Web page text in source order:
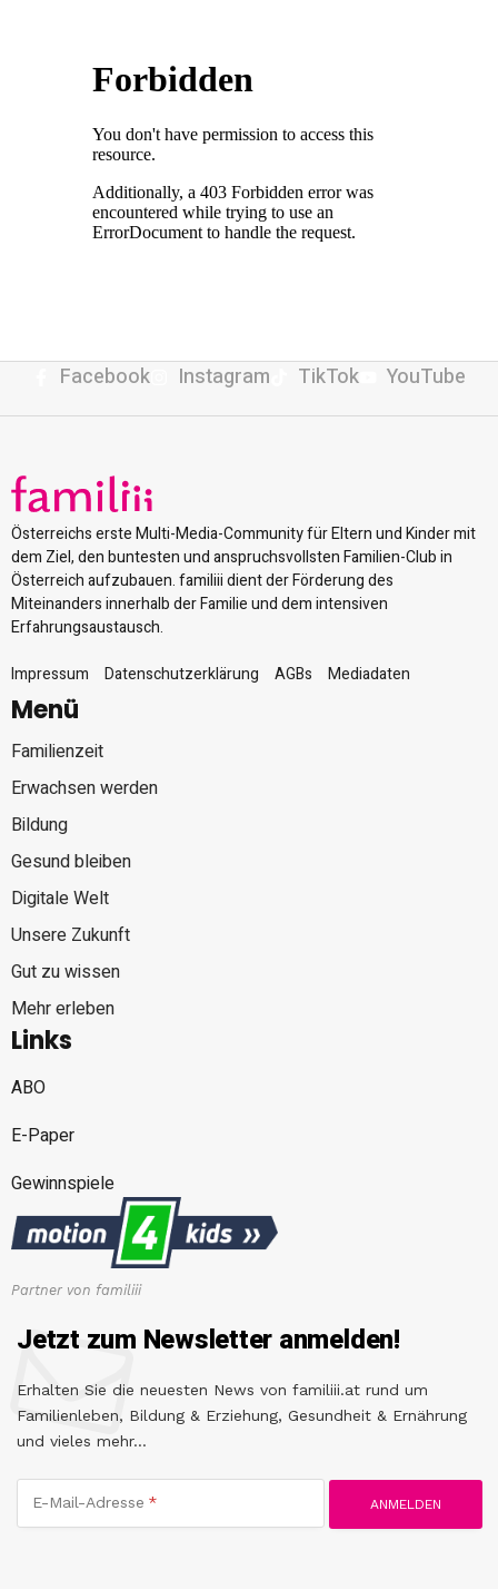
Facebook Instagram TikTok YouTube
Österreichs erste Multi-Media-Community für Eltern und Kinder mit
dem Ziel, den buntesten und anspruchsvollsten Familien-Club in
Österreich aufzubauen. familiii dient der Förderung des
Miteinanders innerhalb der Familie und dem intensiven
Erfahrungsaustausch.
Impressum
Datenschutzerklärung AGBs Mediadaten
Menü
Familienzeit
Erwachsen werden
Bildung
Gesund bleiben
Digitale Welt
Unsere Zukunft
Gut zu wissen
Mehr erleben
Links
ABO
E-Paper
Gewinnspiele
Partner von familiii
Jetzt zum Newsletter anmelden!
Erhalten Sie die neuesten News von familiii.at rund um
Familienleben, Bildung & Erziehung, Gesundheit & Ernährung
und vieles mehr...
E-Mail-Adresse